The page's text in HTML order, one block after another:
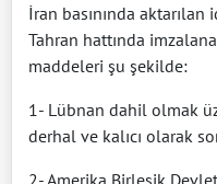
İran basınında
Tahran hattında
maddeleri şu şekilde:
1- Lübnan dahil olmak
derhal ve kalıcı olarak
2- Amerika Birleşik